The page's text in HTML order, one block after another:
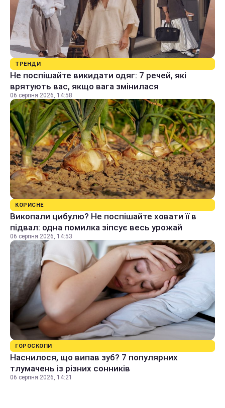
ТРЕНДИ
Не поспішайте викидати одяг: 7 речей, які
врятують вас, якщо вага змінилася
06 серпня 2026, 14:58
КОРИСНЕ
Викопали цибулю? Не поспішайте ховати її в
підвал: одна помилка зіпсує весь урожай
06 серпня 2026, 14:53
ГОРОСКОПИ
Наснилося, що випав зуб? 7 популярних
тлумачень із різних сонників
06 серпня 2026, 14:21